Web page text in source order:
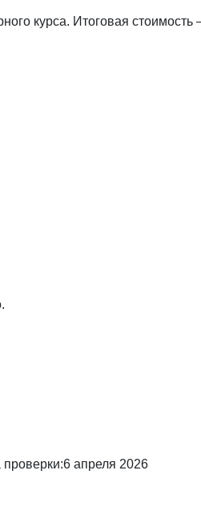
курса. Итоговая
проверки:6 апреля 2026